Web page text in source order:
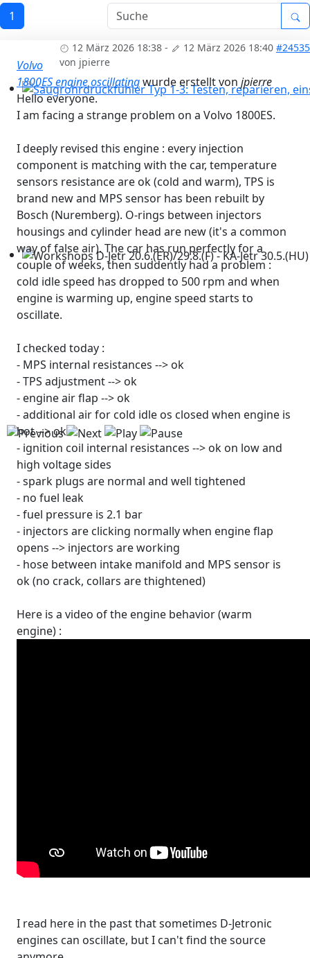
Saugrohrdruckfühler Typ 1-3: Testen, reparieren,
Workshops D-Jetr 20.6.(ER)/29.8.(F) - KA-Jetr 30.5.(HU) -
1
12 März 2026 18:38 - 12 März 2026 18:40 #24535
von jpierre
Volvo
1800ES engine oscillatingwurde erstellt von jpierre
Hello everyone.
I am facing a strange problem on a Volvo 1800ES.
I deeply revised this engine : every injection
component is matching with the car, temperature
sensors resistance are ok (cold and warm), TPS is
brand new and MPS sensor has been rebuilt by
Bosch (Nuremberg). O-rings between injectors
housings and cylinder head are new (it's a common
way of false air). The car has run perfectly for a
couple of weeks, then suddently had a problem :
cold idle speed has dropped to 500 rpm and when
engine is warming up, engine speed starts to
oscillate.
I checked today :
- MPS internal resistances --> ok
- TPS adjustment --> ok
- engine air flap --> ok
- additional air for cold idle os closed when engine is
hot --> ok
- ignition coil internal resistances --> ok on low and
high voltage sides
- spark plugs are normal and well tightened
- no fuel leak
- fuel pressure is 2.1 bar
- injectors are clicking normally when engine flap
opens --> injectors are working
- hose between intake manifold and MPS sensor is
ok (no crack, collars are thightened)
Here is a video of the engine behavior (warm
engine) :
I read here in the past that sometimes D-Jetronic
engines can oscillate, but I can't find the source